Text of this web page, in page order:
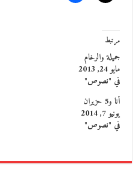
مرتبط
جميلة والرخام
مايو 24, 2013
في "نصوص"
أنا و5 حزيران
يونيو 7, 2014
في "نصوص"